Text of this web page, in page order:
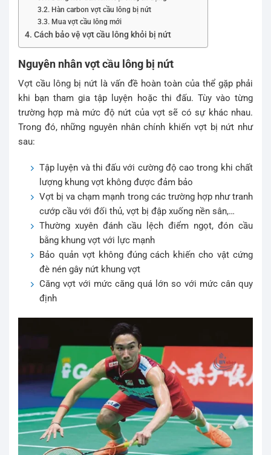
Hàn carbon vợt cầu lông bị nứt
Mua vợt cầu lông mới
Cách bảo vệ vợt cầu lông khỏi bị nứt
Nguyên nhân vợt cầu lông bị nứt
Vợt cầu lông bị nứt là vấn đề hoàn toàn của thể gặp phải
khi bạn tham gia tập luyện hoặc thi đấu. Tùy vào từng
trường hợp mà mức độ nứt của vợt sẽ có sự khác nhau.
Trong đó, những nguyên nhân chính khiến vợt bị nứt như
sau:
Tập luyện và thi đấu với cường độ cao trong khi chất
lượng khung vợt không được đảm bảo
Vợt bị va chạm mạnh trong các trường hợp như tranh
cướp cầu với đối thủ, vợt bị đập xuống nền sân,…
Thường xuyên đánh cầu lệch điểm ngọt, đón cầu
bằng khung vợt với lực mạnh
Bảo quản vợt không đúng cách khiến cho vật cứng
đè nén gây nứt khung vợt
Căng vợt với mức căng quá lớn so với mức cân quy
định